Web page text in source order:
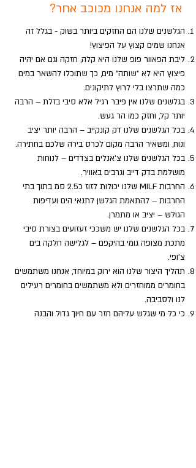
אז למה אנחנו מכוכב אחר?
הגלשנים שלנו הם החזקים ביותר בשוק - בגלל זה
אנחנו שמים קצוץ על הפיצוץ!
ליבת הפאוור פופ שלנו היא קלה, חזקה וגם אם יהיה
פיצוץ היא לא "שותה" מים, כך שתוכלו להשאר במים
כמה שתרצו בלי לרוץ לתיקונים.
בגלשנים שלנו אין פיבר רגיל אלא סיבי בזלת – הרבה
יותר קל, וחזק כמו הר געש.
בכל הגלשנים שלנו דק קונקייב – הרבה יותר יציב
ונוח, ומשאיר הרבה מקום לכרס בירה שלכם בחתירה.
בכל הגלשנים שלנו צ'אנלים בצדדים – לנוחות
מושלמת בדק דייב וגרבים באוויר.
החרבות MILF שלנו יכולות לזוז כ2.5 סמ בתוך בתי
החרבות – להתאמת הגלשן לתנאי הים ועדיפות
הגולש – יציב או מתמרן.
בכל הגלשנים שלנו יש משככי זעזועים בצורת סיבי
מתכת מצופה גומי בהיקפם – לגלישה חלקה בים
צ'ופי.
תהליך היצור שלנו הוא ירוק במיוחד, אנחנו משתמשים
בחומרים ממוחזרים ולא משתמשים בחומרים רעילים
לנו ולסביבה.
כי כל מי שגלש עליהם חזר עם חיוך גדול והבנה